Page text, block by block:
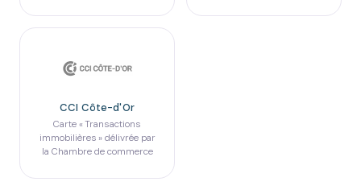
CCI Côte-d'Or
Carte « Transactions
immobilières » délivrée par
la Chambre de commerce